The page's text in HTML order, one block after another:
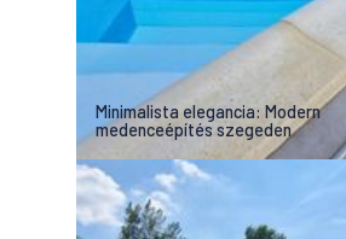
Minimalista elegancia: Modern
medenceépítés szegeden